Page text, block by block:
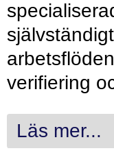
verifiering
Läs mer...